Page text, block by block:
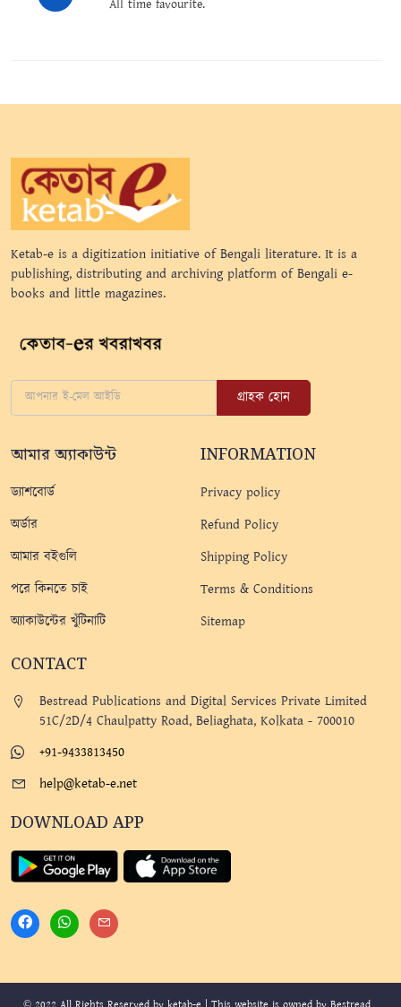
All time favourite.
Ketab-e is a digitization initiative of Bengali literature. It is a
publishing, distributing and archiving platform of Bengali e-
books and little magazines.
গ্রাহক হোন
আমার অ্যাকাউন্ট
ড্যাশবোর্ড
অর্ডার
আমার বইগুলি
পরে কিনতে চাই
অ্যাকাউন্টের খুঁটিনাটি
INFORMATION
Privacy policy
Refund Policy
Shipping Policy
Terms & Conditions
Sitemap
CONTACT
Bestread Publications and Digital Services Private Limited
51C/2D/4 Chaulpatty Road, Beliaghata, Kolkata - 700010
+91-9433813450
help@ketab-e.net
DOWNLOAD APP